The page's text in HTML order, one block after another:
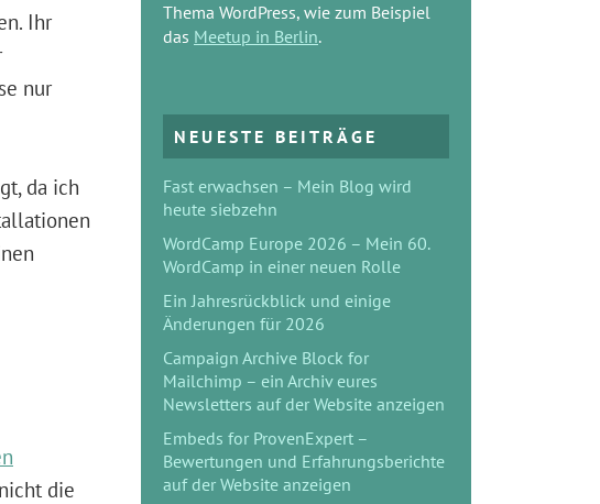
Ihr
nur
da ich
die
Thema WordPress, wie zum Beispiel
das Meetup in Berlin.
NEUESTE BEITRÄGE
Fast erwachsen – Mein Blog wird
heute siebzehn
WordCamp Europe 2026 – Mein 60.
WordCamp in einer neuen Rolle
Ein Jahresrückblick und einige
Änderungen für 2026
Campaign Archive Block for
Mailchimp – ein Archiv eures
Newsletters auf der Website anzeigen
Embeds for ProvenExpert –
Bewertungen und Erfahrungsberichte
auf der Website anzeigen